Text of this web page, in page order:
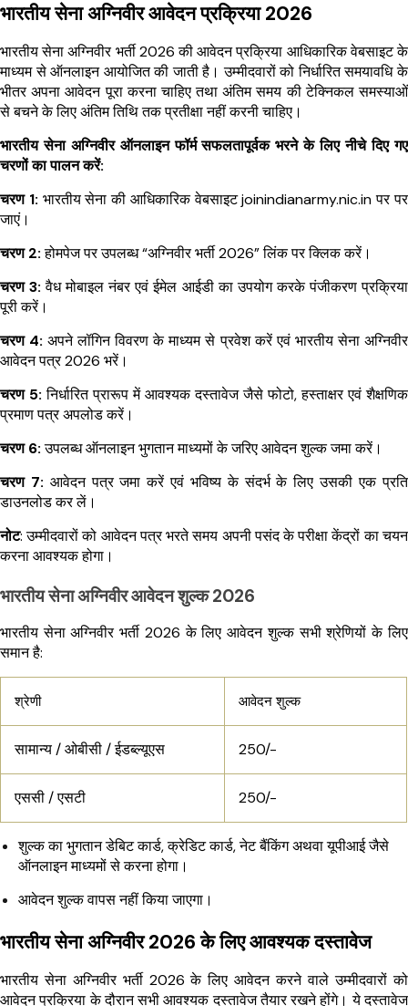
भारतीय सेना अग्निवीर आवेदन प्रक्रिया 2026
भारतीय सेना अग्निवीर भर्ती 2026 की आवेदन प्रक्रिया आधिकारिक वेबसाइट के
माध्यम से ऑनलाइन आयोजित की जाती है। उम्मीदवारों को निर्धारित समयावधि के
भीतर अपना आवेदन पूरा करना चाहिए तथा अंतिम समय की टेक्निकल समस्याओं
से बचने के लिए अंतिम तिथि तक प्रतीक्षा नहीं करनी चाहिए।
भारतीय सेना अग्निवीर ऑनलाइन फॉर्म सफलतापूर्वक भरने के लिए नीचे दिए गए
चरणों का पालन करें:
चरण 1: भारतीय सेना की आधिकारिक वेबसाइट joinindianarmy.nic.in पर पर
जाएं।
चरण 2:होमपेज पर उपलब्ध “अग्निवीर भर्ती 2026” लिंक पर क्लिक करें।
चरण 3: वैध मोबाइल नंबर एवं ईमेल आईडी का उपयोग करके पंजीकरण प्रक्रिया
पूरी करें।
चरण 4: अपने लॉगिन विवरण के माध्यम से प्रवेश करें एवं भारतीय सेना अग्निवीर
आवेदन पत्र 2026 भरें।
चरण 5: निर्धारित प्रारूप में आवश्यक दस्तावेज जैसे फोटो, हस्ताक्षर एवं शैक्षणिक
प्रमाण पत्र अपलोड करें।
चरण 6:उपलब्ध ऑनलाइन भुगतान माध्यमों के जरिए आवेदन शुल्क जमा करें।
चरण 7: आवेदन पत्र जमा करें एवं भविष्य के संदर्भ के लिए उसकी एक प्रति
डाउनलोड कर लें।
नोट: उम्मीदवारों को आवेदन पत्र भरते समय अपनी पसंद के परीक्षा केंद्रों का चयन
करना आवश्यक होगा।
भारतीय सेना अग्निवीर आवेदन शुल्क 2026
भारतीय सेना अग्निवीर भर्ती 2026 के लिए आवेदन शुल्क सभी श्रेणियों के लिए
समान है:
श्रेणी आवेदन शुल्क
सामान्य / ओबीसी / ईडब्ल्यूएस ₹250/-
एससी / एसटी ₹250/-
शुल्क का भुगतान डेबिट कार्ड, क्रेडिट कार्ड, नेट बैंकिंग अथवा यूपीआई जैसे
ऑनलाइन माध्यमों से करना होगा।
आवेदन शुल्क वापस नहीं किया जाएगा।
भारतीय सेना अग्निवीर 2026 के लिए आवश्यक दस्तावेज
भारतीय सेना अग्निवीर भर्ती 2026 के लिए आवेदन करने वाले उम्मीदवारों को
आवेदन प्रक्रिया के दौरान सभी आवश्यक दस्तावेज तैयार रखने होंगे। ये दस्तावेज